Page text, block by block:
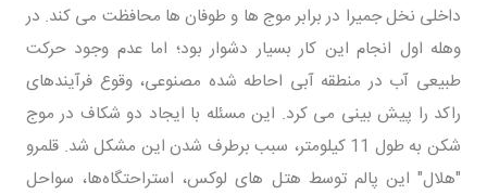
داخلی نخل جمیرا در برابر موج ها و طوفان ها محافظت می کند. در
وهله اول انجام این کار بسیار دشوار بود؛ اما عدم وجود حرکت
طبیعی آب در منطقه آبی احاطه شده مصنوعی، وقوع فرآیندهای
راکد را پیش بینی می کرد. این مسئله با ایجاد دو شکاف در موج
شکن به طول 11 کیلومتر، سبب برطرف شدن این مشکل شد. قلمرو
"هلال" این پالم توسط هتل های لوکس، استراحتگاه‌ها، سواحل